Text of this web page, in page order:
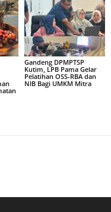
Gandeng DPMPTSP
Kutim, LPB Pama Gelar
Pelatihan OSS-RBA dan
NIB Bagi UMKM Mitra